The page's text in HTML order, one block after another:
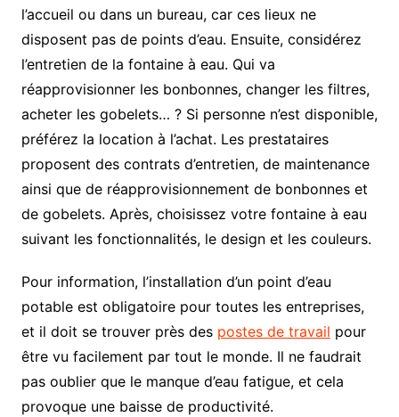
l’accueil ou dans un bureau, car ces lieux ne
disposent pas de points d’eau. Ensuite, considérez
l’entretien de la fontaine à eau. Qui va
réapprovisionner les bonbonnes, changer les filtres,
acheter les gobelets… ? Si personne n’est disponible,
préférez la location à l’achat. Les prestataires
proposent des contrats d’entretien, de maintenance
ainsi que de réapprovisionnement de bonbonnes et
de gobelets. Après, choisissez votre fontaine à eau
suivant les fonctionnalités, le design et les couleurs.
Pour information, l’installation d’un point d’eau
potable est obligatoire pour toutes les entreprises,
et il doit se trouver près des postes de travail pour
être vu facilement par tout le monde. Il ne faudrait
pas oublier que le manque d’eau fatigue, et cela
provoque une baisse de productivité.